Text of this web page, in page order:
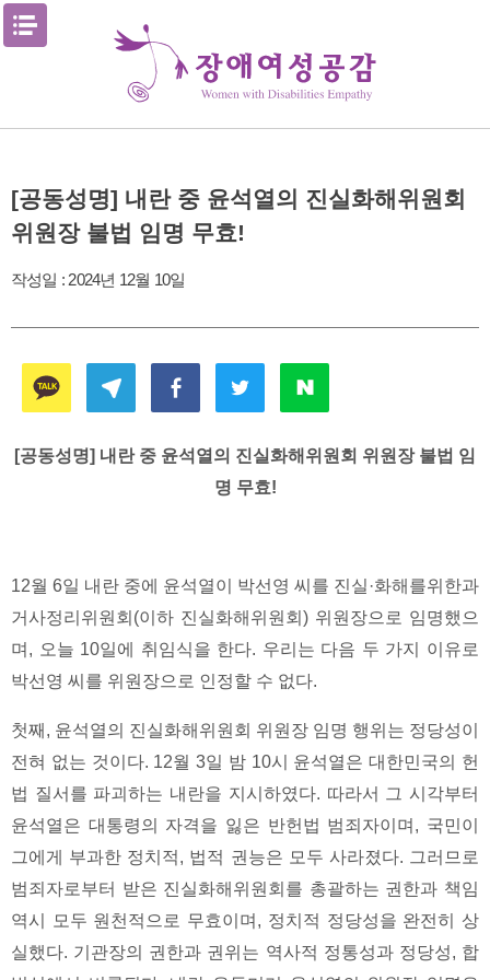
Skip
[공동성명] 내란 중 윤석열의 진실화해위원회
위원장 불법 임명 무효!
작성일 : 2024년 12월 10일
[공동성명] 내란 중 윤석열의 진실화해위원회 위원장 불법 임
명 무효!
12월 6일 내란 중에 윤석열이 박선영 씨를 진실·화해를위한과
거사정리위원회(이하 진실화해위원회) 위원장으로 임명했으
며, 오늘 10일에 취임식을 한다. 우리는 다음 두 가지 이유로
박선영 씨를 위원장으로 인정할 수 없다.
첫째, 윤석열의 진실화해위원회 위원장 임명 행위는 정당성이
전혀 없는 것이다. 12월 3일 밤 10시 윤석열은 대한민국의 헌
법 질서를 파괴하는 내란을 지시하였다. 따라서 그 시각부터
윤석열은 대통령의 자격을 잃은 반헌법 범죄자이며, 국민이
그에게 부과한 정치적, 법적 권능은 모두 사라졌다. 그러므로
범죄자로부터 받은 진실화해위원회를 총괄하는 권한과 책임
역시 모두 원천적으로 무효이며, 정치적 정당성을 완전히 상
실했다. 기관장의 권한과 권위는 역사적 정통성과 정당성, 합